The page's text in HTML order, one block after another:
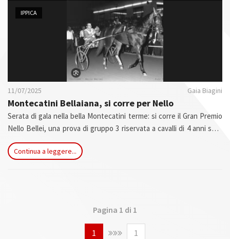
n
IPPICA
11/07/2025 Gaia Biagini
Montecatini Bellaiana, si corre per Nello
Serata di gala nella bella Montecatini terme: si corre il Gran Premio
Nello Bellei, una prova di gruppo 3 riservata a cavalli di 4 anni sulla
distanza dei 2040 metri, intitolata al maestro delle redini lunghe.
Continua a leggere...
Pagina 1 di 1
1 1